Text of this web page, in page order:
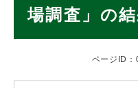
場調査」の
ページID